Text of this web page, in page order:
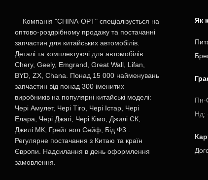
Компанія "CHINA-OPT" спеціалізується на
оптово-роздрібному продажу та постачанні
запчастин для китайських автомобілів.
Деталі та комплектуючі для автомобілів:
Chery, Geely, Emgrand, Great Wall, Lifan,
BYD, ZX, Chana. Понад 15 000 найменувань
запчастин від понад 300 іменитих
виробників на популярні китайські моделі:
Чері Амулет, Чері Тіго, Чері Істар, Чері
Елара, Чері Джагі, Чері Кімо, Джилі СК,
Джилі МК, Грейт вол Сейф, Бід Ф3 .
Регулярне постачання з Китаю та країн
Європи. Надсилання в день оформлення
замовлення.
Як
Пн-
Нд: